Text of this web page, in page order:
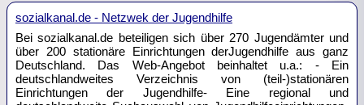
sozialkanal.de - Netzwek der Jugendhilfe
Bei sozialkanal.de beteiligen sich über 270 Jugendämter und
über 200 stationäre Einrichtungen derJugendhilfe aus ganz
Deutschland. Das Web-Angebot beinhaltet u.a.: - Ein
deutschlandweites Verzeichnis von (teil-)stationären
Einrichtungen der Jugendhilfe- Eine regional und